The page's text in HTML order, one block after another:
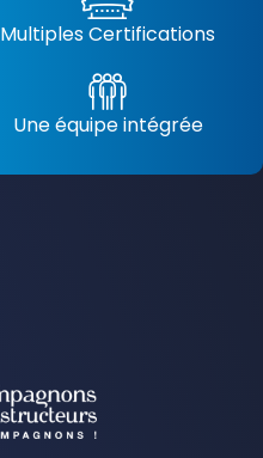
Multiples Certifications
Une équipe intégrée